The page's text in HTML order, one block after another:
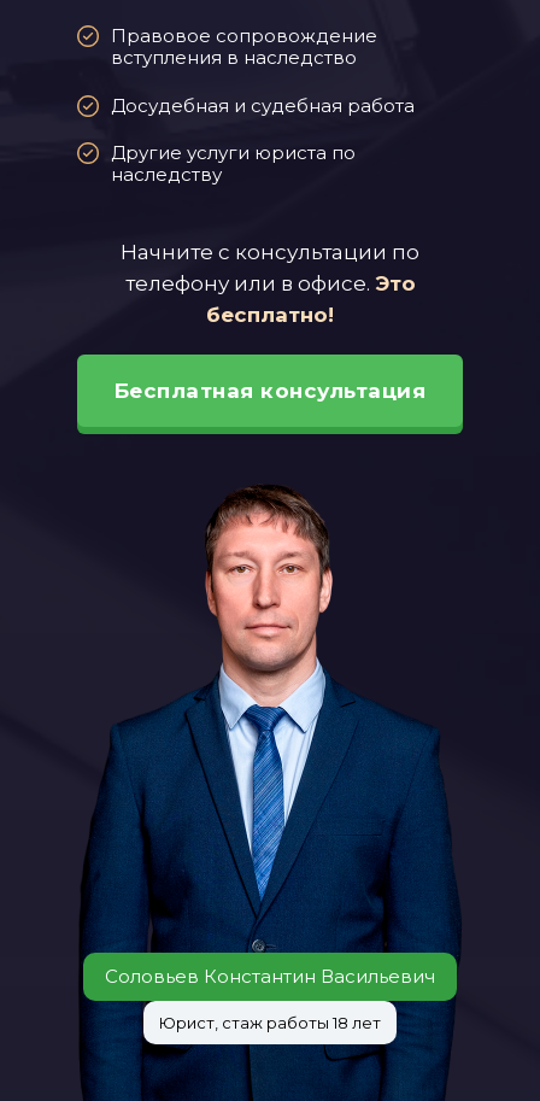
Соловьев Константин Васильевич
Юрист, стаж работы 18 лет
Правовое сопровождение
вступления в наследство
Другие услуги юриста по
наследству
Досудебная и судебная работа
Бесплатная консультация
Начните с консультации по
телефону или в офисе. Это
бесплатно!